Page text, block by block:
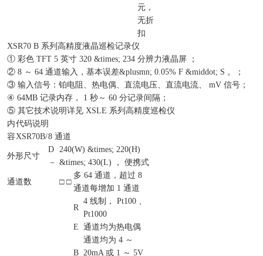
元，
无折
扣
XSR70 B 系列高精度液晶巡检记录仪
① 彩色 TFT 5 英寸 320 &times; 234 分辨力液晶屏 ；
② 8 ～ 64 通道输入，基本误差&plusmn; 0.05% F &middot; S 。；
③ 输入信号：铂电阻、热电偶、直流电压、直流电流、 mV 信号；
④ 64MB 记录内存， 1 秒～ 60 分记录间隔；
⑤ 其它技术说明详见 XSLE 系列高精度巡检仪
内
容
代码说明
XSR70B/8 通道
外形尺寸
D
－
240(W) &times; 220(H)
&times; 430(L) ， 便携式
通道数 □ □
多 64 通道，超过 8
通道每增加 1 通道
R
4 线制， Pt100 、
Pt1000
E 通道均为热电偶
B
通道均为 4 ～
20mA 或 1 ～ 5V